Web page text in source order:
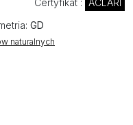
Certyfikat : ACLARI
GD
naturalnych